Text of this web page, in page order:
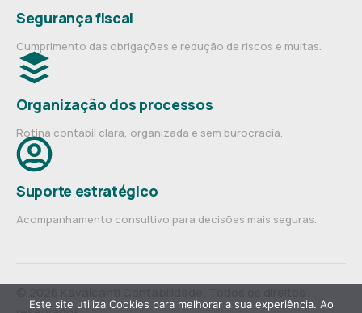
Segurança fiscal
Cumprimento das obrigações e redução de riscos e multas.
Organização dos processos
Rotina contábil clara, organizada e sem burocracia.
Suporte estratégico
Acompanhamento consultivo para decisões mais seguras.
Este site utiliza Cookies para melhorar a sua experiência. Ao